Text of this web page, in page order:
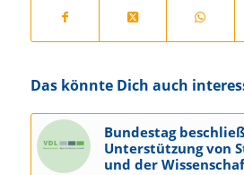
Das könnte Dich auch
Bundestag
Unterstützung von
und der